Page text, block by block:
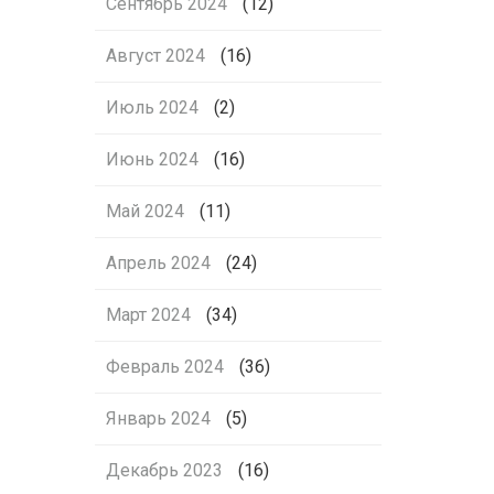
Август 2024 (16)
Июль 2024 (2)
Июнь 2024 (16)
Май 2024 (11)
Апрель 2024 (24)
Март 2024 (34)
Февраль 2024 (36)
Январь 2024 (5)
Декабрь 2023 (16)